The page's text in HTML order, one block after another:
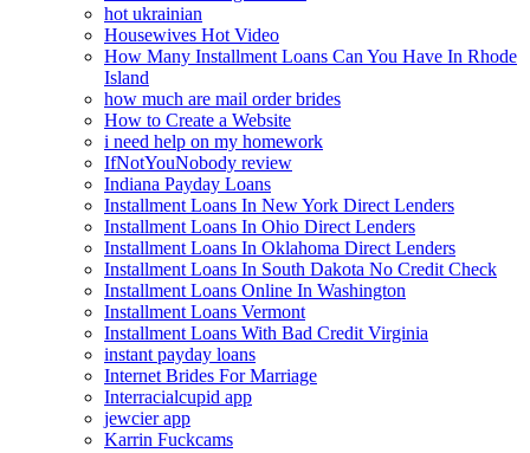
hot ukrainian
Housewives Hot Video
How Many Installment Loans Can You Have In Rhode
Island
how much are mail order brides
How to Create a Website
i need help on my homework
IfNotYouNobody review
Indiana Payday Loans
Installment Loans In New York Direct Lenders
Installment Loans In Ohio Direct Lenders
Installment Loans In Oklahoma Direct Lenders
Installment Loans In South Dakota No Credit Check
Installment Loans Online In Washington
Installment Loans Vermont
Installment Loans With Bad Credit Virginia
instant payday loans
Internet Brides For Marriage
Interracialcupid app
jewcier app
Karrin Fuckcams